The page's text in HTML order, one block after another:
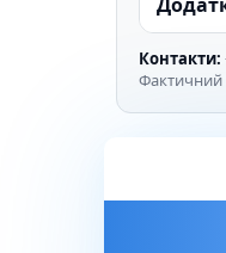
Контакти:
Фактичний